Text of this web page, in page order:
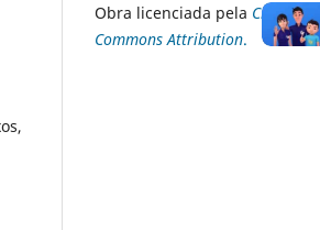
Obra licenciada pela Creative
Commons Attribution.